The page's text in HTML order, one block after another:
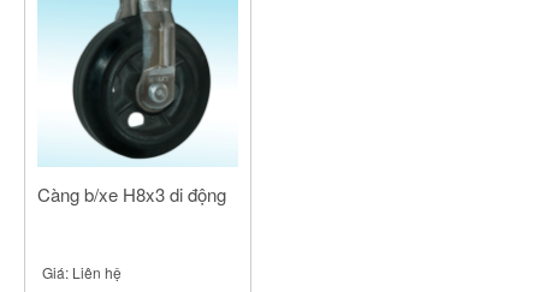
Càng b/xe H8x3 di động
Giá: Liên hệ